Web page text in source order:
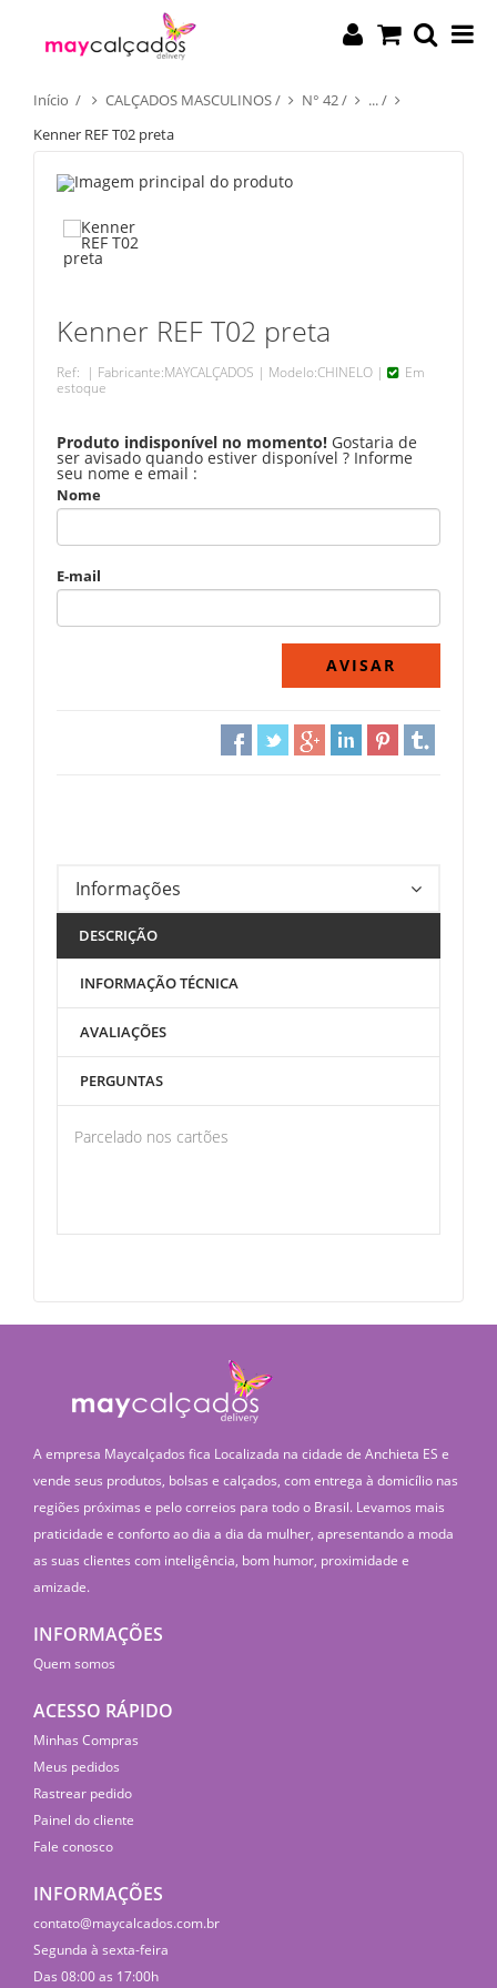
Início / CALÇADOS MASCULINOS/ N° 42/ .../
Kenner REF T02 preta
Kenner REF T02 preta
Ref: | Fabricante:MAYCALÇADOS | Modelo:CHINELO |
Em
estoque
Produto indisponível no momento! Gostaria de
ser avisado quando estiver disponível ? Informe
seu nome e email :
Nome
E-mail
Informações
DESCRIÇÃO
INFORMAÇÃO TÉCNICA
AVALIAÇÕES
PERGUNTAS
Parcelado nos cartões
A empresa Maycalçados fica Localizada na cidade de Anchieta ES e
vende seus produtos, bolsas e calçados, com entrega à domicílio nas
regiões próximas e pelo correios para todo o Brasil. Levamos mais
praticidade e conforto ao dia a dia da mulher, apresentando a moda
as suas clientes com inteligência, bom humor, proximidade e
amizade.
INFORMAÇÕES
Quem somos
ACESSO RÁPIDO
Minhas Compras
Meus pedidos
Rastrear pedido
Painel do cliente
Fale conosco
INFORMAÇÕES
contato@maycalcados.com.br
Segunda à sexta-feira
Das 08:00 as 17:00h